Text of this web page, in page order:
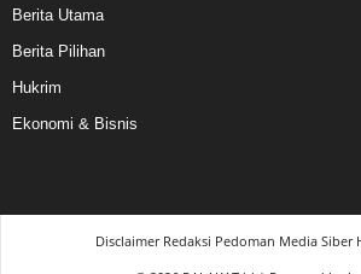
Berita Utama
Berita Pilihan
Hukrim
Ekonomi & Bisnis
Disclaimer Redaksi Pedoman Media Siber